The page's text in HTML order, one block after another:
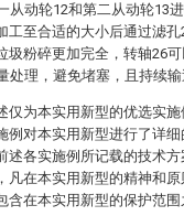
从动轮12和第二从动轮13
工至合适的大小后通过滤孔
圾粉碎更加完全，转轴26
理，避免堵塞，且持续输
仅为本实用新型的优选实
例对本实用新型进行了详
述各实施例所记载的技术
在本实用新型的精神和原
在本实用新型的保护范围